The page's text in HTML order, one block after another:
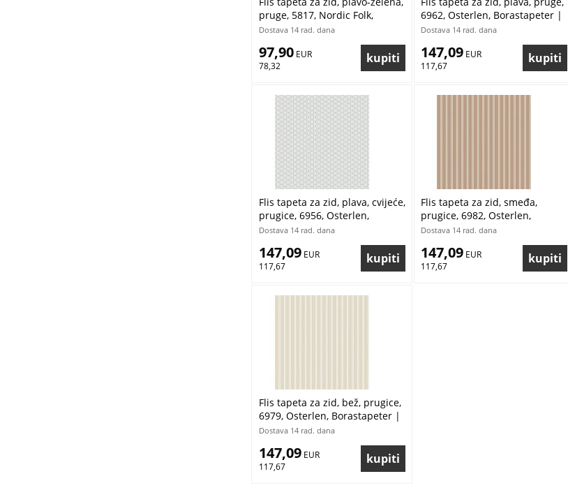
pruge, 5817, Nordic Folk,
Borastapeter | Ljepilo Gratis
Dostava 14 rad. dana
97,90 EUR
78,32
6962, Osterlen, Borastapeter |
Ljepilo Gratis
Dostava 14 rad. dana
147,09 EUR
117,67
Flis tapeta za zid, plava, cvijeće,
prugice, 6956, Osterlen,
Borastapeter | Ljepilo Gratis
Dostava 14 rad. dana
147,09 EUR
117,67
Flis tapeta za zid, smeđa,
prugice, 6982, Osterlen,
Borastapeter | Ljepilo Gratis
Dostava 14 rad. dana
147,09 EUR
117,67
Flis tapeta za zid, bež, prugice,
6979, Osterlen, Borastapeter |
Ljepilo Gratis
Dostava 14 rad. dana
147,09 EUR
117,67